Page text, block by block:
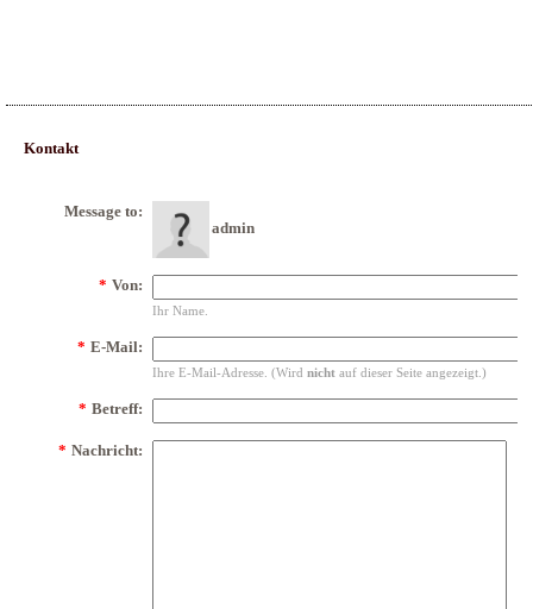
Kontakt
Message to:
admin
* Von:
Ihr Name.
* E-Mail:
Ihre E-Mail-Adresse. (Wird nicht auf dieser Seite angezeigt.)
* Betreff:
* Nachricht: